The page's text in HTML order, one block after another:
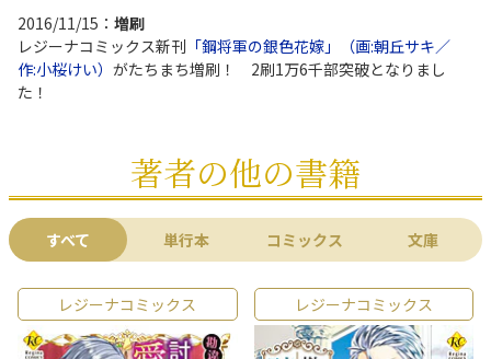
2016/11/15： 増刷
レジーナコミックス新刊 「鋼将軍の銀色花嫁」（画:朝丘サキ／
作:小桜けい） がたちまち増刷！ 2刷1万6千部突破となりまし
た！
著者の他の書籍
すべて 単行本 コミックス 文庫
レジーナコミックス レジーナコミックス